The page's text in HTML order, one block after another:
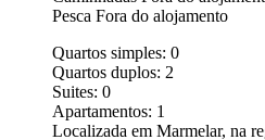
Pesca Fora do alojamento
Quartos simples: 0
Quartos duplos: 2
Suites: 0
Apartamentos: 1
Localizada em Marmelar, na